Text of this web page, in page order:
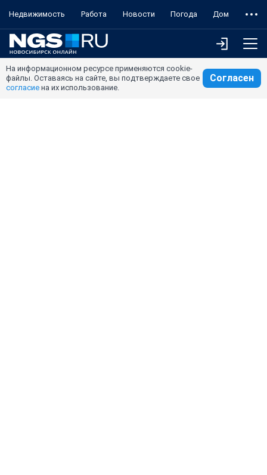
Недвижимость Работа Новости Погода Дом
На информационном ресурсе применяются cookie-
файлы. Оставаясь на сайте, вы подтверждаете свое
согласие на их использование.
Согласен